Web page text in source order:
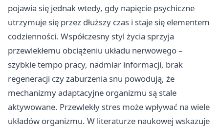
pojawia się jednak wtedy, gdy napięcie psychiczne
utrzymuje się przez dłuższy czas i staje się elementem
codzienności. Współczesny styl życia sprzyja
przewlekłemu obciążeniu układu nerwowego –
szybkie tempo pracy, nadmiar informacji, brak
regeneracji czy zaburzenia snu powodują, że
mechanizmy adaptacyjne organizmu są stale
aktywowane. Przewlekły stres może wpływać na wiele
układów organizmu. W literaturze naukowej wskazuje